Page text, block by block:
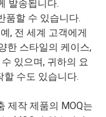
발송됩니다.
품할 수 있습니다.
, 전 세계 고객에게
한 스타일의 케이스,
있으며, 귀하의 요
할 수도 있습니다.
제작 제품의 MOQ는